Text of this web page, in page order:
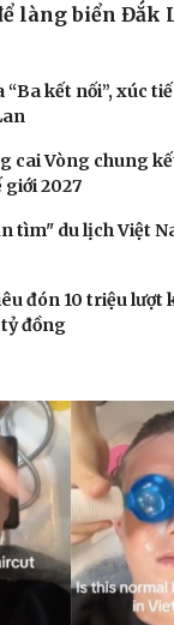
làng biển Đắk
“Ba kết nối”, xúc
cai Vòng chung
2027
tìm" du lịch Việt
đón 10 triệu lượt
đồng